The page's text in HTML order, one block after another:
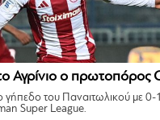
Αγρίνιο ο πρωτοπόρος
του Παναιτωλικού με 0-
Super League.